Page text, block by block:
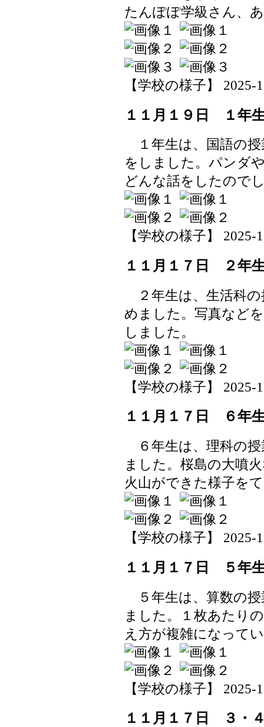
たんぽぽ学級さん、
【学校の様子】 2025-
１１月１９日 １年
１年生は、国語の授
をしました。パンダ
どんな話をしたので
【学校の様子】 2025-
１１月１７日 ２年
２年生は、生活科
めました。写真など
しました。
【学校の様子】 2025-
１１月１７日 ６年
６年生は、理科の
ました。桜島の大噴
火山ができた様子を
【学校の様子】 2025-
１１月１７日 ５年
５年生は、算数の授
ました。１枚あたり
え方が複雑になって
【学校の様子】 2025-
１１月１７日 ３・